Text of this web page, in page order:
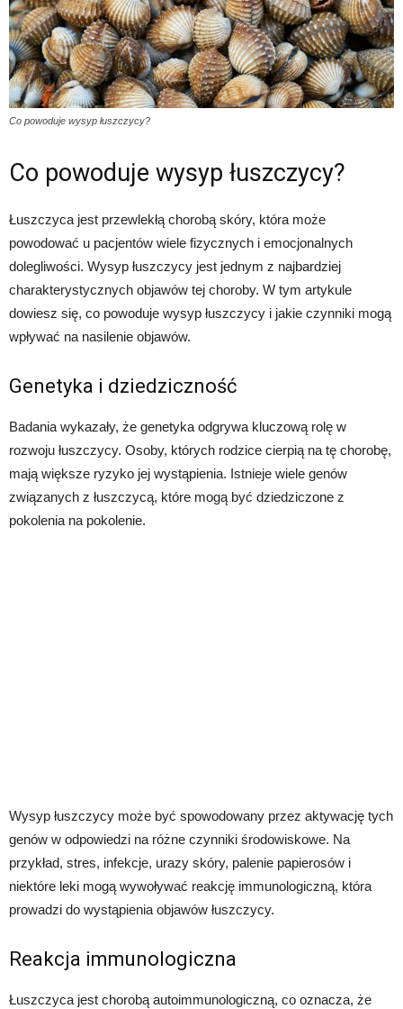
Co powoduje wysyp łuszczycy?
Co powoduje wysyp łuszczycy?
Łuszczyca jest przewlekłą chorobą skóry, która może
powodować u pacjentów wiele fizycznych i emocjonalnych
dolegliwości. Wysyp łuszczycy jest jednym z najbardziej
charakterystycznych objawów tej choroby. W tym artykule
dowiesz się, co powoduje wysyp łuszczycy i jakie czynniki mogą
wpływać na nasilenie objawów.
Genetyka i dziedziczność
Badania wykazały, że genetyka odgrywa kluczową rolę w
rozwoju łuszczycy. Osoby, których rodzice cierpią na tę chorobę,
mają większe ryzyko jej wystąpienia. Istnieje wiele genów
związanych z łuszczycą, które mogą być dziedziczone z
pokolenia na pokolenie.
Wysyp łuszczycy może być spowodowany przez aktywację tych
genów w odpowiedzi na różne czynniki środowiskowe. Na
przykład, stres, infekcje, urazy skóry, palenie papierosów i
niektóre leki mogą wywoływać reakcję immunologiczną, która
prowadzi do wystąpienia objawów łuszczycy.
Reakcja immunologiczna
Łuszczyca jest chorobą autoimmunologiczną, co oznacza, że